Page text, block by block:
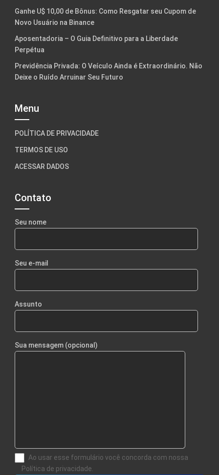
Ganhe U$ 10,00 de Bônus: Como Resgatar seu Cupom de
Novo Usuário na Binance
Aposentadoria – O Guia Definitivo para a Liberdade
Perpétua
Previdência Privada: O Veículo Ainda é Extraordinário. Não
Deixe o Ruído Arruinar Seu Futuro
Menu
POLÍTICA DE PRIVACIDADE
TERMOS DE USO
ACESSAR DADOS
Contato
Seu nome
Seu e-mail
Assunto
Sua mensagem (opcional)
Ao usar esse formulário você concorda com nossa
Política de privacidade.